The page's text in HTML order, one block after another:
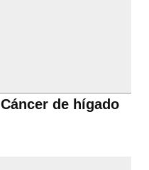
Cáncer de hígado